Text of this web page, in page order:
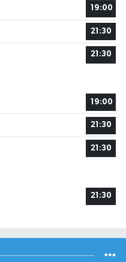
19:00
21:30
21:30
19:00
21:30
21:30
21:30